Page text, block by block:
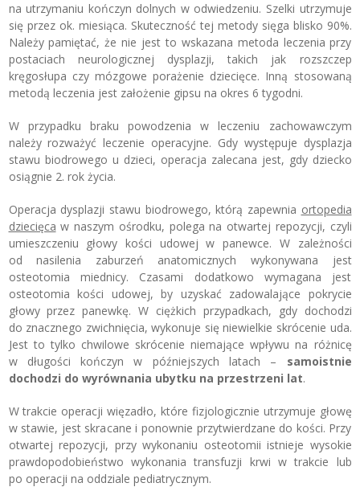
na utrzymaniu kończyn dolnych w odwiedzeniu. Szelki utrzymuje
się przez ok. miesiąca. Skuteczność tej metody sięga blisko 90%.
Należy pamiętać, że nie jest to wskazana metoda leczenia przy
postaciach neurologicznej dysplazji, takich jak rozszczep
kręgosłupa czy mózgowe porażenie dziecięce. Inną stosowaną
metodą leczenia jest założenie gipsu na okres 6 tygodni.
W przypadku braku powodzenia w leczeniu zachowawczym
należy rozważyć leczenie operacyjne. Gdy występuje dysplazja
stawu biodrowego u dzieci, operacja zalecana jest, gdy dziecko
osiągnie 2. rok życia.
Operacja dysplazji stawu biodrowego, którą zapewnia ortopedia
dziecięca w naszym ośrodku, polega na otwartej repozycji, czyli
umieszczeniu głowy kości udowej w panewce. W zależności
od nasilenia zaburzeń anatomicznych wykonywana jest
osteotomia miednicy. Czasami dodatkowo wymagana jest
osteotomia kości udowej, by uzyskać zadowalające pokrycie
głowy przez panewkę. W ciężkich przypadkach, gdy dochodzi
do znacznego zwichnięcia, wykonuje się niewielkie skrócenie uda.
Jest to tylko chwilowe skrócenie niemające wpływu na różnicę
w długości kończyn w późniejszych latach – samoistnie
dochodzi do wyrównania ubytku na przestrzeni lat.
W trakcie operacji więzadło, które fizjologicznie utrzymuje głowę
w stawie, jest skracane i ponownie przytwierdzane do kości. Przy
otwartej repozycji, przy wykonaniu osteotomii istnieje wysokie
prawdopodobieństwo wykonania transfuzji krwi w trakcie lub
po operacji na oddziale pediatrycznym.